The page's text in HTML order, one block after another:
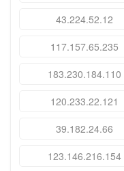
43.224.52.12
117.157.65.235
183.230.184.110
120.233.22.121
39.182.24.66
123.146.216.154